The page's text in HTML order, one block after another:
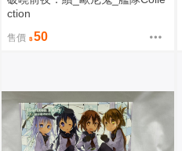
ction
售價 50